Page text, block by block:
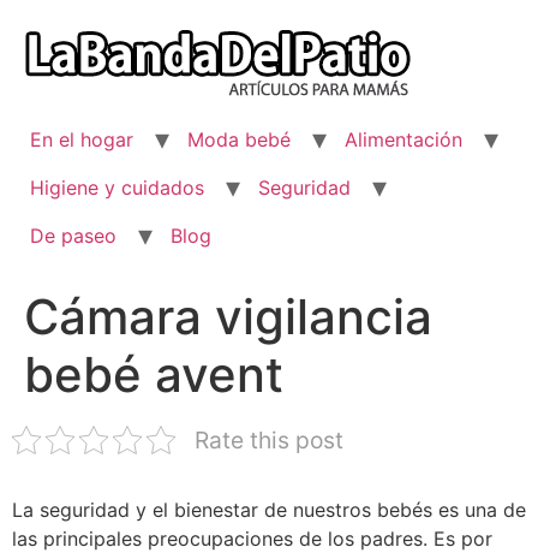
contenido
En el hogar Moda bebé
Alimentación
Higiene y cuidados
Seguridad
De paseo
Blog
Cámara vigilancia
bebé avent
Rate this post
La seguridad y el bienestar de nuestros bebés es una de
las principales preocupaciones de los padres. Es por